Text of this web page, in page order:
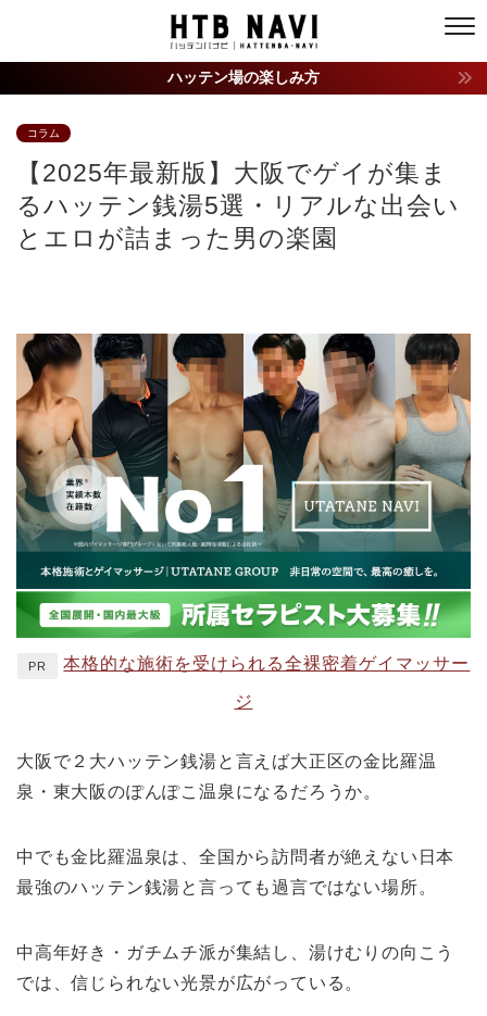
ハッテン場の楽しみ方
コラム
【2025年最新版】大阪でゲイが集ま
るハッテン銭湯5選・リアルな出会い
とエロが詰まった男の楽園
PR 本格的な施術を受けられる全裸密着ゲイマッサー
ジ
大阪で２大ハッテン銭湯と言えば大正区の金比羅温
泉・東大阪のぽんぽこ温泉になるだろうか。
中でも金比羅温泉は、全国から訪問者が絶えない日本
最強のハッテン銭湯と言っても過言ではない場所。
中高年好き・ガチムチ派が集結し、湯けむりの向こう
では、信じられない光景が広がっている。